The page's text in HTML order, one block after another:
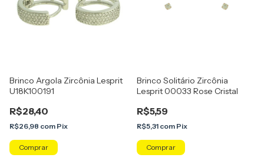
Brinco Argola Zircônia Lesprit
U18K100191
R$28,40
R$26,98 com Pix
Comprar
Brinco Solitário Zircônia
Lesprit 00033 Rose Cristal
R$5,59
R$5,31 com Pix